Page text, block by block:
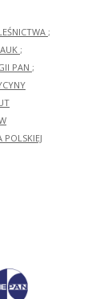
;
;
PAN ;